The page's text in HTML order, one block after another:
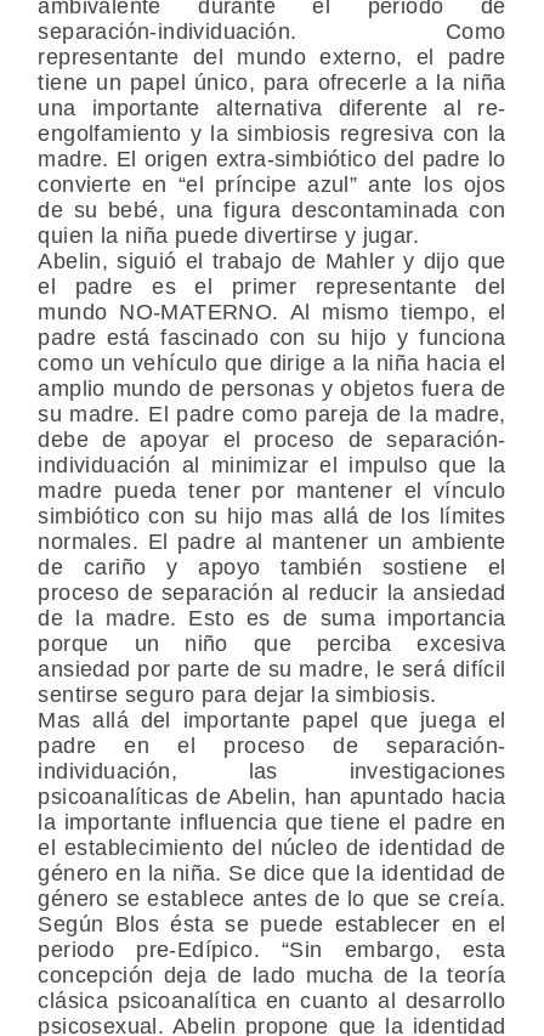
ambivalente durante el periodo de
separación-individuación. Como
representante del mundo externo, el padre
tiene un papel único, para ofrecerle a la niña
una importante alternativa diferente al re-
engolfamiento y la simbiosis regresiva con la
madre. El origen extra-simbiótico del padre lo
convierte en “el príncipe azul” ante los ojos
de su bebé, una figura descontaminada con
quien la niña puede divertirse y jugar.
Abelin, siguió el trabajo de Mahler y dijo que
el padre es el primer representante del
mundo NO-MATERNO. Al mismo tiempo, el
padre está fascinado con su hijo y funciona
como un vehículo que dirige a la niña hacia el
amplio mundo de personas y objetos fuera de
su madre. El padre como pareja de la madre,
debe de apoyar el proceso de separación-
individuación al minimizar el impulso que la
madre pueda tener por mantener el vínculo
simbiótico con su hijo mas allá de los límites
normales. El padre al mantener un ambiente
de cariño y apoyo también sostiene el
proceso de separación al reducir la ansiedad
de la madre. Esto es de suma importancia
porque un niño que perciba excesiva
ansiedad por parte de su madre, le será difícil
sentirse seguro para dejar la simbiosis.
Mas allá del importante papel que juega el
padre en el proceso de separación-
individuación, las investigaciones
psicoanalíticas de Abelin, han apuntado hacia
la importante influencia que tiene el padre en
el establecimiento del núcleo de identidad de
género en la niña. Se dice que la identidad de
género se establece antes de lo que se creía.
Según Blos ésta se puede establecer en el
periodo pre-Edípico. “Sin embargo, esta
concepción deja de lado mucha de la teoría
clásica psicoanalítica en cuanto al desarrollo
psicosexual. Abelin propone que la identidad